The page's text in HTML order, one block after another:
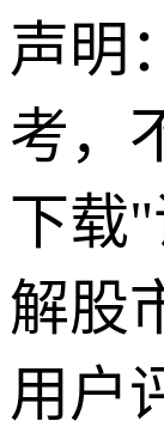
声明
考，
下载
解股
用户